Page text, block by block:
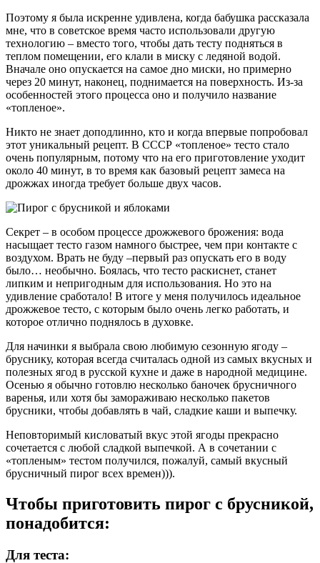
Поэтому я была искренне удивлена, когда бабушка рассказала
мне, что в советское время часто использовали другую
технологию – вместо того, чтобы дать тесту подняться в
теплом помещении, его клали в миску с ледяной водой.
Вначале оно опускается на самое дно миски, но примерно
через 20 минут, наконец, поднимается на поверхность. Из-за
особенностей этого процесса оно и получило название
«топленое».
Никто не знает доподлинно, кто и когда впервые попробовал
этот уникальный рецепт. В СССР «топленое» тесто стало
очень популярным, потому что на его приготовление уходит
около 40 минут, в то время как базовый рецепт замеса на
дрожжах иногда требует больше двух часов.
Секрет – в особом процессе дрожжевого брожения: вода
насыщает тесто газом намного быстрее, чем при контакте с
воздухом. Врать не буду –первый раз опускать его в воду
было… необычно. Боялась, что тесто раскиснет, станет
липким и непригодным для использования. Но это на
удивление сработало! В итоге у меня получилось идеальное
дрожжевое тесто, с которым было очень легко работать, и
которое отлично поднялось в духовке.
Для начинки я выбрала свою любимую сезонную ягоду –
бруснику, которая всегда считалась одной из самых вкусных и
полезных ягод в русской кухне и даже в народной медицине.
Осенью я обычно готовлю несколько баночек брусничного
варенья, или хотя бы замораживаю несколько пакетов
брусники, чтобы добавлять в чай, сладкие каши и выпечку.
Неповторимый кисловатый вкус этой ягоды прекрасно
сочетается с любой сладкой выпечкой. А в сочетании с
«топленым» тестом получился, пожалуй, самый вкусный
брусничный пирог всех времен))).
Чтобы приготовить пирог с брусникой,
понадобится:
Для теста: